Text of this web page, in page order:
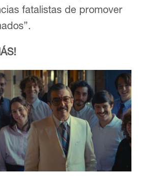
fatalistas de promover